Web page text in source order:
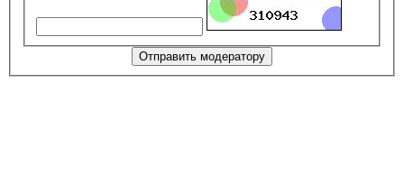
Отправить модератору